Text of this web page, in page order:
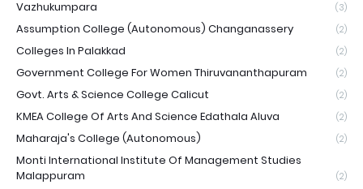
Vazhukumpara
(3)
Assumption College (Autonomous) Changanassery (2)
Colleges In Palakkad (2)
Government College For Women Thiruvananthapuram (2)
Govt. Arts & Science College Calicut (2)
KMEA College Of Arts And Science Edathala Aluva (2)
Maharaja's College (Autonomous) (2)
Monti International Institute Of Management Studies
Malappuram
(2)